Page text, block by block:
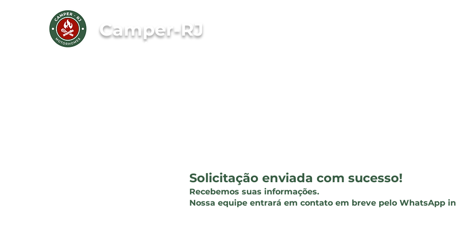
Camper-RJ
8 Anos Sede Própria
Solicitação enviada com sucesso!
Recebemos suas informações.
Nossa equipe entrará em contato em breve pelo WhatsApp